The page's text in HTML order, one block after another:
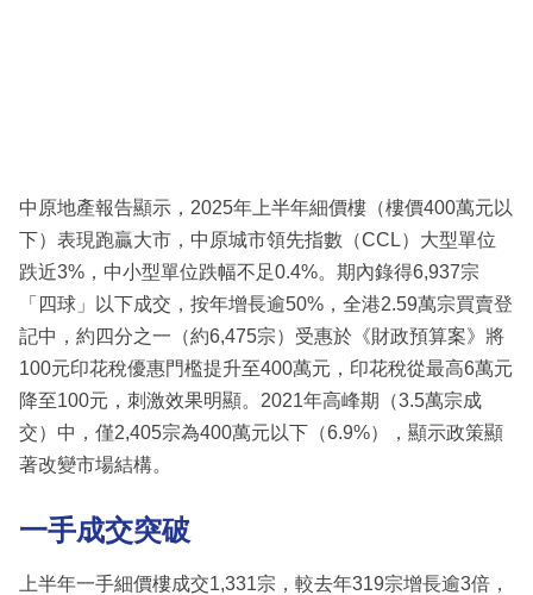
區
中原地產報告顯示，2025年上半年細價樓（樓價400萬元以
下）表現跑贏大市，中原城市領先指數（CCL）大型單位
跌近3%，中小型單位跌幅不足0.4%。期內錄得6,937宗
「四球」以下成交，按年增長逾50%，全港2.59萬宗買賣登
記中，約四分之一（約6,475宗）受惠於《財政預算案》將
100元印花稅優惠門檻提升至400萬元，印花稅從最高6萬元
降至100元，刺激效果明顯。2021年高峰期（3.5萬宗成
交）中，僅2,405宗為400萬元以下（6.9%），顯示政策顯
著改變市場結構。
一手成交突破
上半年一手細價樓成交1,331宗，較去年319宗增長逾3倍，